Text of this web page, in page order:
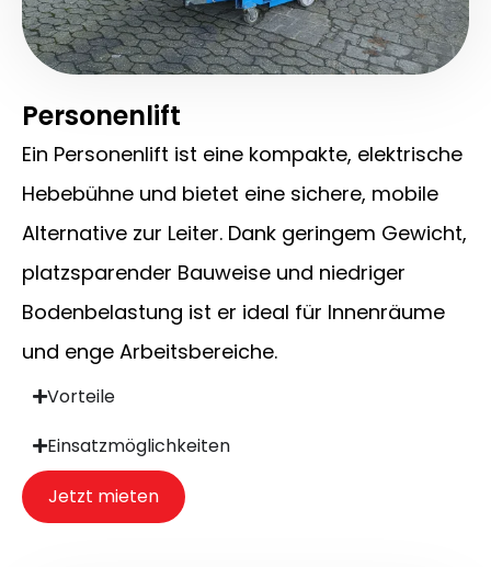
Personenlift
Ein Personenlift ist eine kompakte, elektrische
Hebebühne und bietet eine sichere, mobile
Alternative zur Leiter. Dank geringem Gewicht,
platzsparender Bauweise und niedriger
Bodenbelastung ist er ideal für Innenräume
und enge Arbeitsbereiche.
Vorteile
Einsatzmöglichkeiten
Jetzt mieten